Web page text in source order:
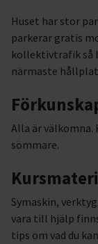
Huset har stor
parkerar gratis
kollektivtrafik så
närmaste
Alla är välkomna.
sömmare.
Symaskin,
vara till hjälp
tips om vad du